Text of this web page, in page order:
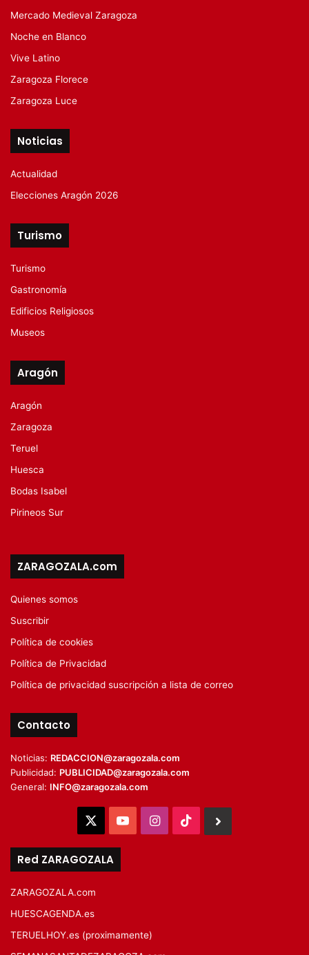
Mercado Medieval Zaragoza
Noche en Blanco
Vive Latino
Zaragoza Florece
Zaragoza Luce
Noticias
Actualidad
Elecciones Aragón 2026
Turismo
Turismo
Gastronomía
Edificios Religiosos
Museos
Aragón
Aragón
Zaragoza
Teruel
Huesca
Bodas Isabel
Pirineos Sur
ZARAGOZALA.com
Quienes somos
Suscribir
Política de cookies
Política de Privacidad
Política de privacidad suscripción a lista de correo
Contacto
Noticias: REDACCION@zaragozala.com
Publicidad: PUBLICIDAD@zaragozala.com
General: INFO@zaragozala.com
YouTubeInstagram
TikTok
Red ZARAGOZALA
ZARAGOZALA.com
HUESCAGENDA.es
TERUELHOY.es (proximamente)